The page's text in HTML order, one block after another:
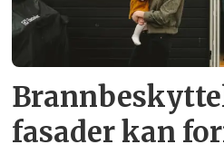
fasader kan